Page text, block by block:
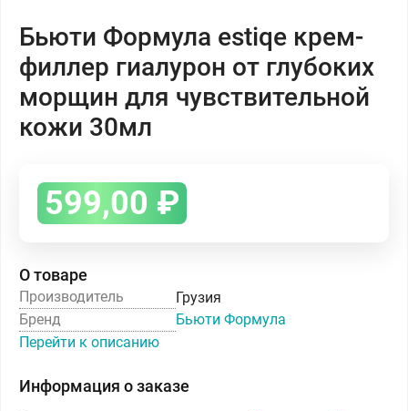
Бьюти Формула estiqe крем-
филлер гиалурон от глубоких
морщин для чувствительной
кожи 30мл
599,00 ₽
О товаре
Производитель
Грузия
Бренд
Бьюти Формула
Перейти к описанию
Информация о заказе